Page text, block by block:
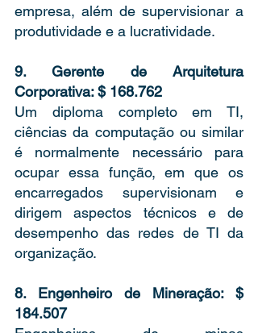
empresa, além de supervisionar a
produtividade e a lucratividade.
9. Gerente de Arquitetura
Corporativa: $ 168.762
Um diploma completo em TI,
ciências da computação ou similar
é normalmente necessário para
ocupar essa função, em que os
encarregados supervisionam e
dirigem aspectos técnicos e de
desempenho das redes de TI da
organização.
8. Engenheiro de Mineração: $
184.507